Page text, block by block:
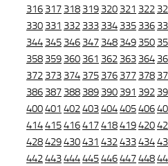
316 317 318 319 320 321 322
330 331 332 333 334 335 336
344 345 346 347 348 349 350
358 359 360 361 362 363 364
372 373 374 375 376 377 378
386 387 388 389 390 391 392
400401 402403404405406
414415416417418419420
428429430431 432433434
442443444445446447448